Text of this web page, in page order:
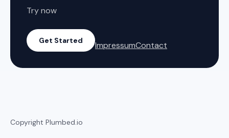
Try now
Get Started ImpressumContact
Copyright Plumbed.io